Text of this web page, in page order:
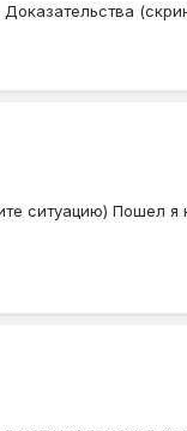
ситуацию) Пошел я